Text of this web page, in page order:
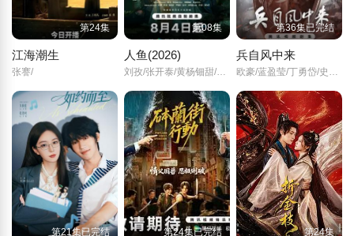
第24集
江海潮生
张謇/
第08集
人鱼(2026)
刘孜/张开泰/黄杨钿甜/董勇/张帆/陈创/何思甜/张棪琰/罗海琼/是安/赵健/段钰/董向荣/薛佳凝/方晓东/李庆誉/张译文/
第36集已完结
兵自风中来
欧豪/蓝盈莹/丁勇岱/史兰芽/
第21集已完结 第24集已完结 第24集